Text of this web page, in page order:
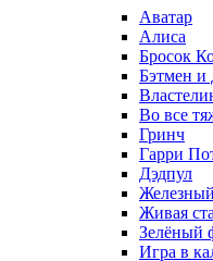
Аватар
Алиса
Бросок
Бэтмен и
Во все
Гринч
Гарри
Дэдпул
Живая
Зелёный
Игра в